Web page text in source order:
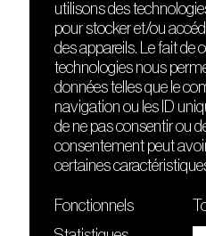
DÉCOUVRIR
Le lieu
Contact
Presse
Cours de DJing
TMLAB
utilisons des
pour stocker et/ou
des appareils. Le fait de
technologies nous
données telles que le
navigation ou les ID
de ne pas consentir ou
consentement peut
certaines
Fonctionnels